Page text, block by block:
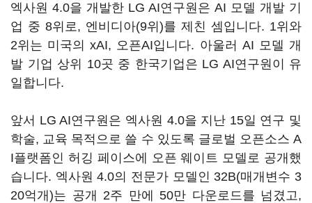
엑사원 4.0을 개발한 LG AI연구원은 AI 모델 개발 기
업 중 8위로, 엔비디아(9위)를 제친 셈입니다. 1위와
2위는 미국의 xAI, 오픈AI입니다. 아울러 AI 모델 개
발 기업 상위 10곳 중 한국기업은 LG AI연구원이 유
일합니다.
앞서 LG AI연구원은 엑사원 4.0을 지난 15일 연구 및
학술, 교육 목적으로 쓸 수 있도록 글로벌 오픈소스 A
I플랫폼인 허깅 페이스에 오픈 웨이트 모델로 공개했
습니다. 엑사원 4.0의 전문가 모델인 32B(매개변수 3
20억개)는 공개 2주 만에 50만 다운로드를 넘겼고,